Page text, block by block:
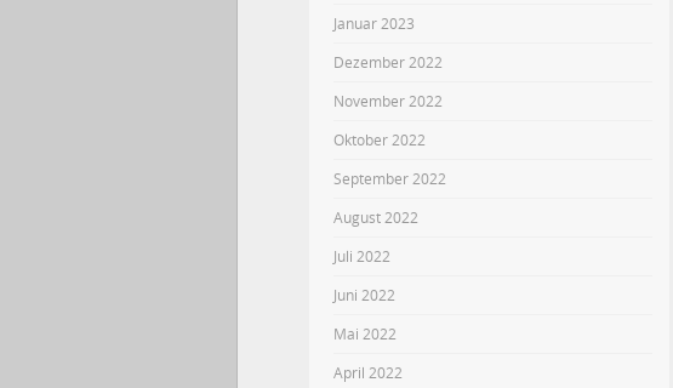
Januar 2023
Dezember 2022
November 2022
Oktober 2022
September 2022
August 2022
Juli 2022
Juni 2022
Mai 2022
April 2022